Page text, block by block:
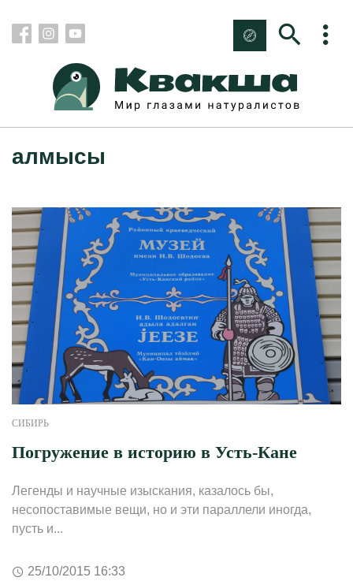
алмысы
СИБИРЬ
Погружение в историю в Усть-Кане
Легенды и научные изыскания, казалось бы,
несопоставимые вещи, но и эти параллели иногда,
пусть и...
25/10/2015 16:33